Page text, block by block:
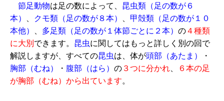
節足動物は足の数によって、 昆虫類（足の数が６
本）
クモ類（足の数が８本）
甲殻類（足の数が１０
本他）
多足類（足の数が１体節ごとに２本） の４種類
に大別 できます。 昆虫に関してはもっと詳しく別の回で
解説しますが、すべての昆虫は、体が頭部（あたま）
・
胸部（むね）
・ 腹部（はら） の ３つに分かれ
６本の足
が胸部（むね）から出ています。